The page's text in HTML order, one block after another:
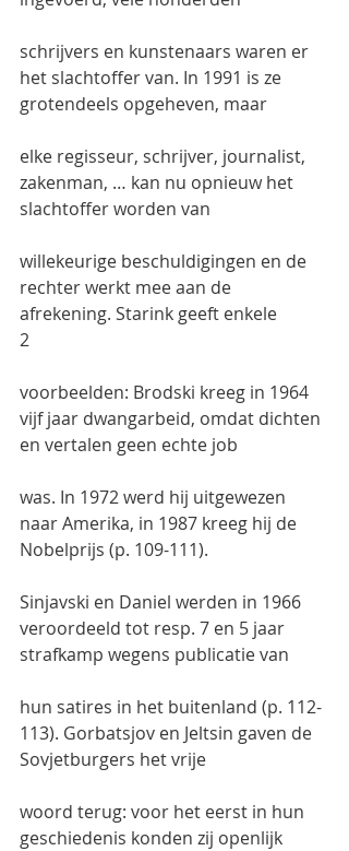
schrijvers en kunstenaars waren er
het slachtoffer van. In 1991 is ze
grotendeels opgeheven, maar
elke regisseur, schrijver, journalist,
zakenman, … kan nu opnieuw het
slachtoffer worden van
willekeurige beschuldigingen en de
rechter werkt mee aan de
afrekening. Starink geeft enkele
2
voorbeelden: Brodski kreeg in 1964
vijf jaar dwangarbeid, omdat dichten
en vertalen geen echte job
was. In 1972 werd hij uitgewezen
naar Amerika, in 1987 kreeg hij de
Nobelprijs (p. 109-111).
Sinjavski en Daniel werden in 1966
veroordeeld tot resp. 7 en 5 jaar
strafkamp wegens publicatie van
hun satires in het buitenland (p. 112-
113). Gorbatsjov en Jeltsin gaven de
Sovjetburgers het vrije
woord terug: voor het eerst in hun
geschiedenis konden zij openlijk